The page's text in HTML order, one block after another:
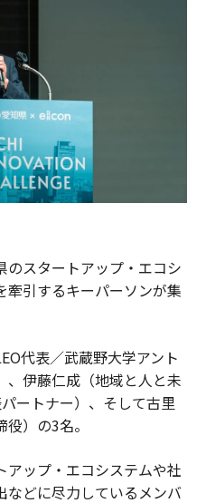
スタートアップ・エコシ
牽引するキーパーソンが集
代表／武蔵野大学アント
、伊藤仁成（地域と人と未
ートナー）、そして古里
）の3名。
アップ・エコシステムや社
などに尽力しているメンバ